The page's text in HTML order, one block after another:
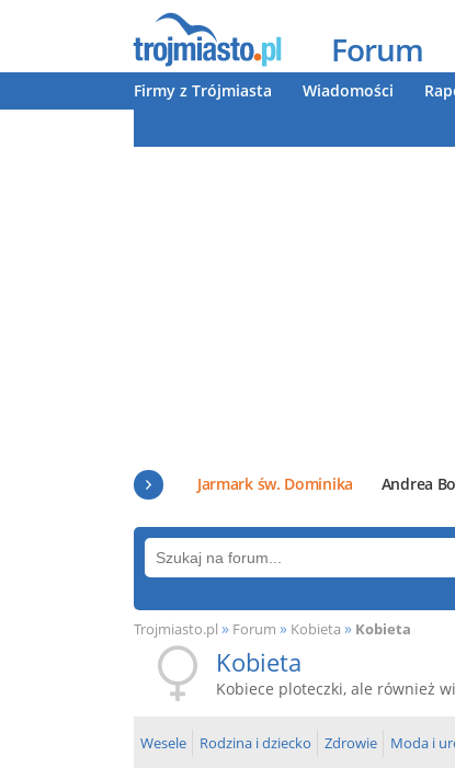
Forum
Firmy z Trójmiasta Wiadomości
Jarmark św. Dominika Andrea
Trojmiasto.pl » Forum » Kobieta » Kobieta
Kobieta
Kobiece ploteczki, ale również
Wesele Rodzina i dziecko Zdrowie Moda i